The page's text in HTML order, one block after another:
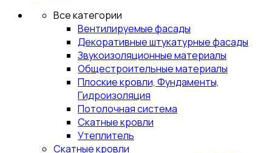
Все категории
Вентилируемые фасады
Декоративные штукатурные фасады
Звукоизоляционные материалы
Общестроительные материалы
Плоские кровли, Фундаменты,
Гидроизоляция
Потолочная система
Скатные кровли
Утеплитель
Скатные кровли